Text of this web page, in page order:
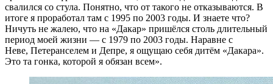
свалился со стула. Понятно, что от такого не отказываются. В
итоге я проработал там с 1995 по 2003 годы. И знаете что?
Ничуть не жалею, что на «Дакар» пришёлся столь длительный
период моей жизни — с 1979 по 2003 годы. Наравне с
Неве, Петеранселем и Депре, я ощущаю себя дитём «Дакара».
Это та гонка, которой я обязан всем».